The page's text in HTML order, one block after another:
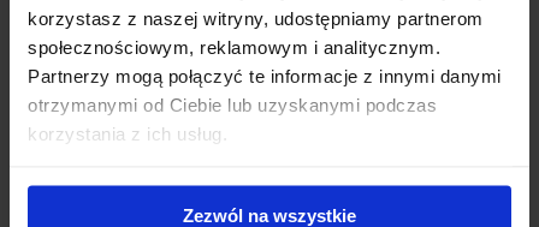
korzystasz z naszej witryny, udostępniamy partnerom
społecznościowym, reklamowym i analitycznym.
Partnerzy mogą połączyć te informacje z innymi danymi
otrzymanymi od Ciebie lub uzyskanymi podczas
korzystania z ich usług.
Zezwól na wszystkie
Bagażnik dachowy na relingi Thule - stopy Evo
Raised Rail + belki SquareBar 118
Thule Evo Raised Rail to bagażnik dachowy nowej generacji do
samochodów ze standardowymi relingami. Łatwy i s...
929.00 zł